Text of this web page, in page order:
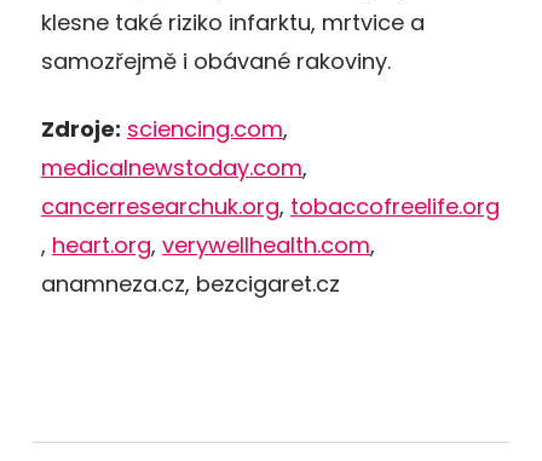
klesne také riziko infarktu, mrtvice a
samozřejmě i obávané rakoviny.
Zdroje: sciencing.com,
medicalnewstoday.com,
cancerresearchuk.org, tobaccofreelife.org
, heart.org, verywellhealth.com,
anamneza.cz, bezcigaret.cz